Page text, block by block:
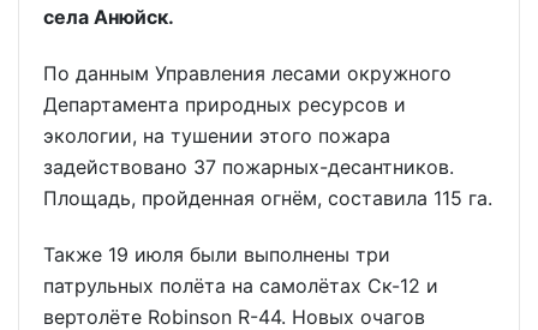
села Анюйск.
По данным Управления лесами окружного
Департамента природных ресурсов и
экологии, на тушении этого пожара
задействовано 37 пожарных-десантников.
Площадь, пройденная огнём, составила 115 га.
Также 19 июля были выполнены три
патрульных полёта на самолётах Ск-12 и
вертолёте Robinson R-44. Новых очагов